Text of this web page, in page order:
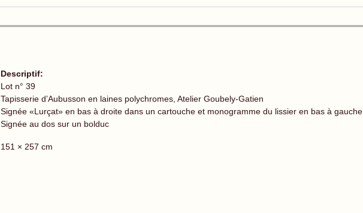
Descriptif:
Lot n° 39
Tapisserie d’Aubusson en laines polychromes, Atelier Goubely-Gatien
Signée «Lurçat» en bas à droite dans un cartouche et monogramme du lissier en bas à gauche
Signée au dos sur un bolduc
151 × 257 cm